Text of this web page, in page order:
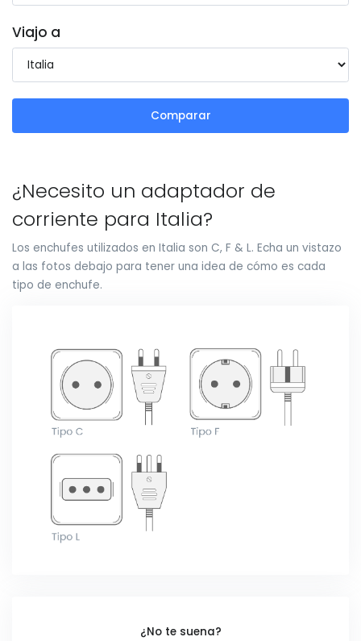
Viajo a
Comparar
¿Necesito un adaptador de
corriente para Italia?
Los enchufes utilizados en Italia son C, F & L. Echa un vistazo
a las fotos debajo para tener una idea de cómo es cada
tipo de enchufe.
¿No te suena?